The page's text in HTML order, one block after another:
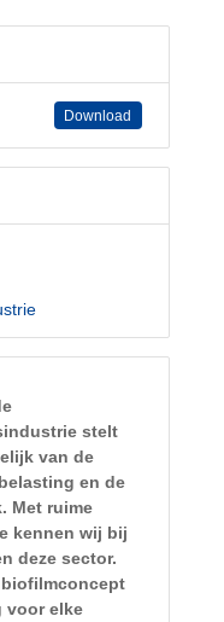
Download
stelt
van de
en de
Met ruime
kennen wij bij
deze sector.
biofilmconcept
voor elke